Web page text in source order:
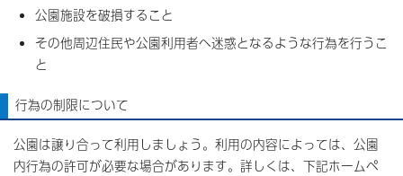
公園施設を破損すること
その他周辺住民や公園利用者へ迷惑となるような行為を行うこ
と
行為の制限について
公園は譲り合って利用しましょう。利用の内容によっては、公園
内行為の許可が必要な場合があります。詳しくは、下記ホームペ